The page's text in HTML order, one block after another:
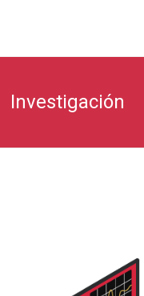
Investigación